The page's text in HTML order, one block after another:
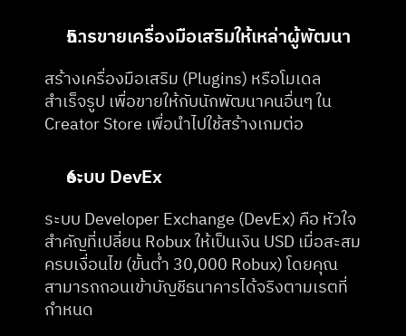
การขายเครื่องมือเสริมให้เหล่าผู้พัฒนา
สร้างเครื่องมือเสริม (Plugins) หรือโมเดล
สำเร็จรูป เพื่อขายให้กับนักพัฒนาคนอื่นๆ ใน
Creator Store เพื่อนำไปใช้สร้างเกมต่อ
ระบบ DevEx
ระบบ Developer Exchange (DevEx) คือ หัวใจ
สำคัญที่เปลี่ยน Robux ให้เป็นเงิน USD เมื่อสะสม
ครบเงื่อนไข (ขั้นต่ำ 30,000 Robux) โดยคุณ
สามารถถอนเข้าบัญชีธนาคารได้จริงตามเรตที่
กำหนด